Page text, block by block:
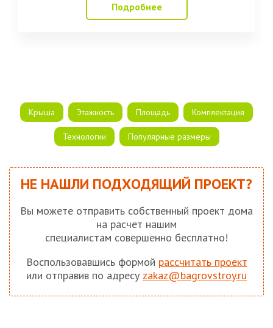
Подробнее
Крыша Этажность Площадь Комплектация
Технологии Популярные размеры
НЕ НАШЛИ ПОДХОДЯЩИЙ ПРОЕКТ?
Вы можете отправить собственный проект дома
на расчет нашим
специалистам совершенно бесплатно!
Воспользовавшись формой рассчитать проект
или отправив по адресу zakaz@bagrovstroy.ru